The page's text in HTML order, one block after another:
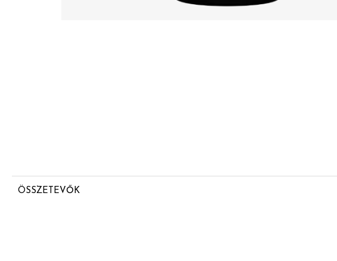
ÖSSZETEVŐK